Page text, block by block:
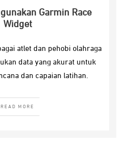
Garmin Race
Widget
atlet dan pehobi olahraga
data yang akurat untuk
dan capaian latihan.
READ MORE